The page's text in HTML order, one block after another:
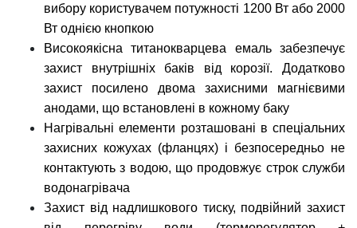
вибору користувачем потужності 1200 Вт або 2000
Вт однією кнопкою
Високоякісна титанокварцева емаль забезпечує
захист внутрішніх баків від корозії. Додатково
захист посилено двома захисними магнієвими
анодами, що встановлені в кожному баку
Нагрівальні елементи розташовані в спеціальних
захисних кожухах (фланцях) і безпосередньо не
контактують з водою, що продовжує строк служби
водонагрівача
Захист від надлишкового тиску, подвійний захист